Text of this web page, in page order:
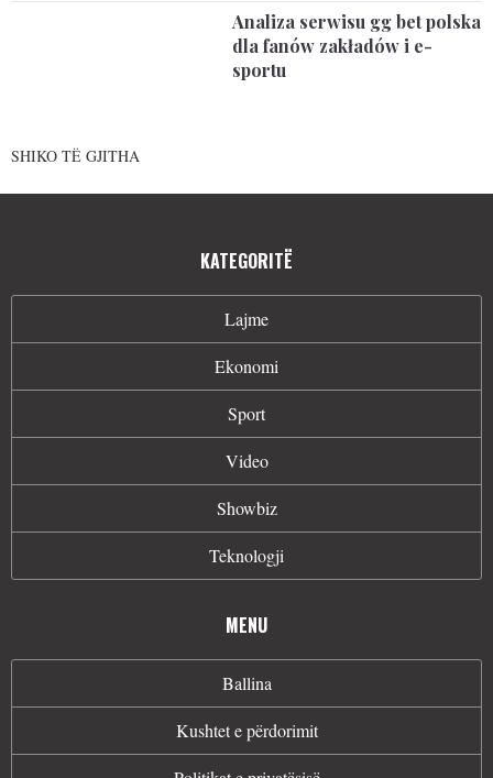
Analiza serwisu gg bet polska
dla fanów zakładów i e-
sportu
SHIKO TË GJITHA
KATEGORITË
Lajme
Ekonomi
Sport
Video
Showbiz
Teknologji
MENU
Ballina
Kushtet e përdorimit